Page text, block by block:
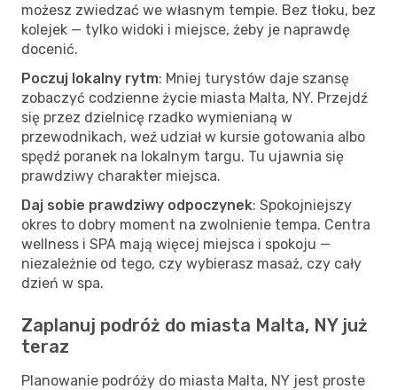
możesz zwiedzać we własnym tempie. Bez tłoku, bez
kolejek — tylko widoki i miejsce, żeby je naprawdę
docenić.
Poczuj lokalny rytm: Mniej turystów daje szansę
zobaczyć codzienne życie miasta Malta, NY. Przejdź
się przez dzielnicę rzadko wymienianą w
przewodnikach, weź udział w kursie gotowania albo
spędź poranek na lokalnym targu. Tu ujawnia się
prawdziwy charakter miejsca.
Daj sobie prawdziwy odpoczynek: Spokojniejszy
okres to dobry moment na zwolnienie tempa. Centra
wellness i SPA mają więcej miejsca i spokoju —
niezależnie od tego, czy wybierasz masaż, czy cały
dzień w spa.
Zaplanuj podróż do miasta Malta, NY już
teraz
Planowanie podróży do miasta Malta, NY jest proste